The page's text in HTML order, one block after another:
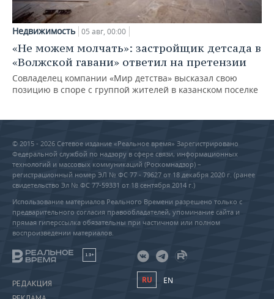
Недвижимость 05 авг, 00:00
«Не можем молчать»: застройщик детсада в
«Волжской гавани» ответил на претензии
Совладелец компании «Мир детства» высказал свою
позицию в споре с группой жителей в казанском поселке
© 2015 - 2026 Сетевое издание «Реальное время» Зарегистрировано
Федеральной службой по надзору в сфере связи, информационных
технологий и массовых коммуникаций (Роскомнадзор) –
регистрационный номер ЭЛ № ФС 77 - 79627 от 18 декабря 2020 г. (ранее
свидетельство Эл № ФС 77-59331 от 18 сентября 2014 г.)
Использование материалов Реального Времени разрешено только с
предварительного согласия правообладателей, упоминание сайта и
прямая гиперссылка обязательны при частичном или полном
воспроизведении материалов.
18+
РЕДАКЦИЯ
RU EN